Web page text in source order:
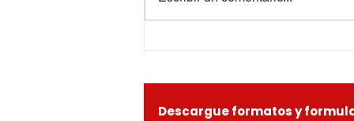
1-25-0369OF- 311
normas concordantes, hace
saber que según ra
Descargue formatos y